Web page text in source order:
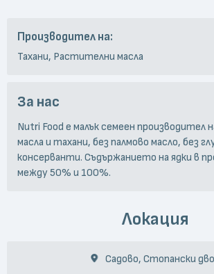
Производител на:
Тахани, Растителни масла
За нас
Nutri Food е малък семеен производител
масла и тахани, без палмово масло, без
консерванти. Съдържанието на ядки в
между 50% и 100%.
Локация
Садово, Стопански